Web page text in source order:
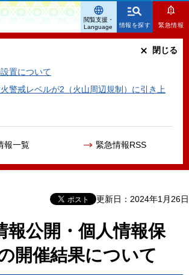
情報を探す 緊急情報
置について
警戒レベルが2（火山周辺規制）に引き上
報一覧 緊急情報RSS
閉じる
閲覧支援・
Language
更新日：2024年1月26日
報公開・個人情報保
開催結果について